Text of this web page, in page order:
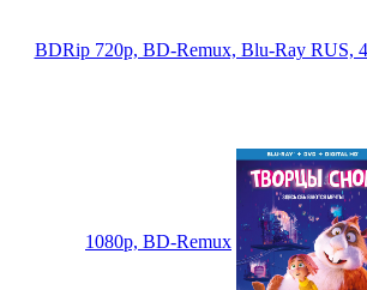
BDRip 720p, BD-Remux, Blu-Ray RUS,
1080p, BD-Remux